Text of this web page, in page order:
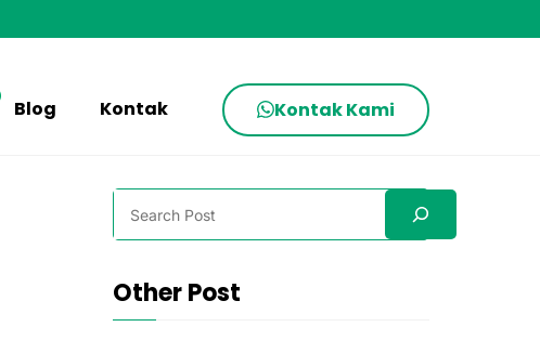
Blog Kontak Kontak Kami
Search
Other Post